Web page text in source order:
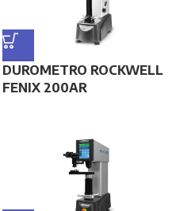
DUROMETRO ROCKWELL
FENIX 200AR